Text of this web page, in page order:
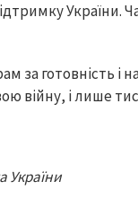
України.
готовність і
війну, і лише
України